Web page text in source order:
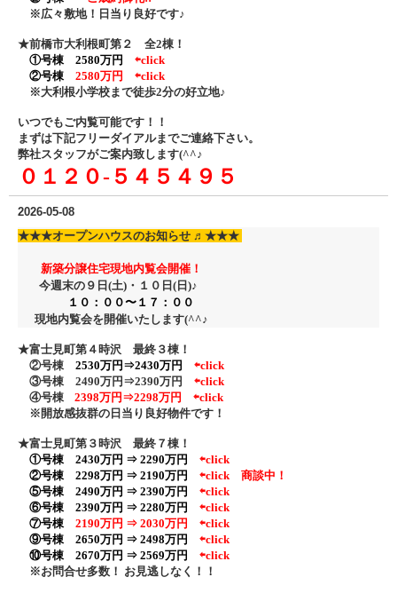
※広々敷地！日当り良好です♪
★前橋市大利根町第２ 全2棟！
①号棟 2580万円
⇦click
②号棟
2580万円
⇦click
※大利根小学校まで徒歩2分の好立地♪
いつでもご内覧可能です！！
まずは下記フリーダイアルまでご連絡下さい。
弊社スタッフがご案内致します(^^♪
０１２０‐５４５４９５
2026-05-08
★★★オープンハウスのお知らせ ♬ ★★★
新築分譲住宅現地内覧会開催！
今週末の９日(土)・１０日 (日)♪
１０：００〜１７：００
現地内覧会を開催いたします(^^♪
★富士見町第４時沢 最終３棟！
②号棟 2530万円⇒2430万円
⇦click
③号棟 2490万円⇒2390万円 ⇦click
④号棟
2398万円⇒2298万円 ⇦click
※開放感抜群の日当り良好物件です！
★富士見町第３時沢 最終７棟！
①号棟 2430万円 ⇒ 2290万円
⇦click
②号棟
2298万円 ⇒ 2190万円 ⇦click
商談中！
⑤号棟 2490万円 ⇒ 2390万円
⇦click
⑥号棟 2390万円 ⇒ 2280万円
⇦click
⑦号棟
2190万円 ⇒ 2030万円 ⇦click
⑨号棟 2650万円 ⇒ 2498万円
⇦click
⑩号棟 2670万円 ⇒ 2569万円
⇦click
※お問合せ多数！ お見逃しなく！！